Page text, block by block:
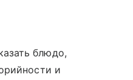
блюдо,
и